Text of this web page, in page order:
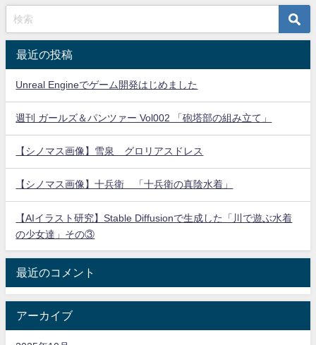
最近の投稿
Unreal Engineでゲーム開発はじめました
週刊 ガールズ＆パンツァー Vol002 「砲塔部の組み立て」
【シノマス画像】雪泉 グロリアスドレス
【シノマス画像】十兵衛 「十兵衛の真陰水着」
【AIイラスト研究】Stable Diffusionで生成した「川で遊ぶ水着
の少女達」その③
最近のコメント
アーカイブ